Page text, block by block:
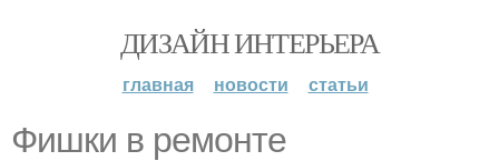
ДИЗАЙН ИНТЕРЬЕРА
главная новости статьи
Фишки в ремонте